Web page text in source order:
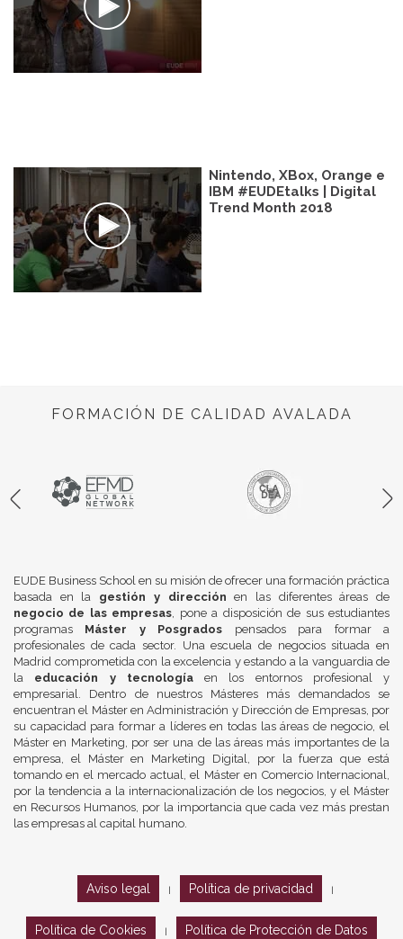
Nintendo, XBox, Orange e
IBM #EUDEtalks | Digital
Trend Month 2018
FORMACIÓN DE CALIDAD AVALADA
EUDE Business School en su misión de ofrecer una formación práctica
basada en la gestión y dirección en las diferentes áreas de
negocio de las empresas, pone a disposición de sus estudiantes
programas Máster y Posgrados pensados para formar a
profesionales de cada sector. Una escuela de negocios situada en
Madrid comprometida con la excelencia y estando a la vanguardia de
la educación y tecnologíaen los entornos profesional y
empresarial. Dentro de nuestros Másteres más demandados se
encuentran el Máster en Administración y Dirección de Empresas, por
su capacidad para formar a líderes en todas las áreas de negocio, el
Máster en Marketing, por ser una de las áreas más importantes de la
empresa, el Máster en Marketing Digital, por la fuerza que está
tomando en el mercado actual, el Máster en Comercio Internacional,
por la tendencia a la internacionalización de los negocios, y el Máster
en Recursos Humanos, por la importancia que cada vez más prestan
las empresas al capital humano.
Aviso legal Política de privacidad
Política de Cookies Política de Protección de Datos